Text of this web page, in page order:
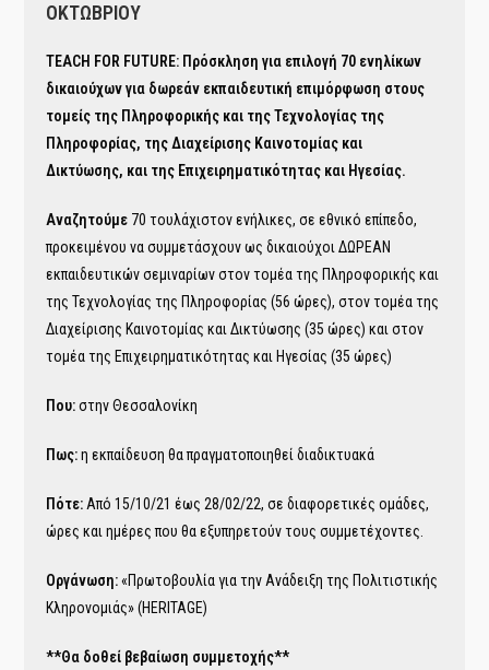
ΟΚΤΩΒΡΙΟΥ
TEACH FOR FUTURE: Πρόσκληση για επιλογή 70 ενηλίκων
δικαιούχων για δωρεάν εκπαιδευτική επιμόρφωση στους
τομείς της Πληροφορικής και της Τεχνολογίας της
Πληροφορίας, της Διαχείρισης Καινοτομίας και
Δικτύωσης, και της Επιχειρηματικότητας και Ηγεσίας.
Αναζητούμε 70 τουλάχιστον ενήλικες, σε εθνικό επίπεδο,
προκειμένου να συμμετάσχουν ως δικαιούχοι ΔΩΡΕΑΝ
εκπαιδευτικών σεμιναρίων στον τομέα της Πληροφορικής και
της Τεχνολογίας της Πληροφορίας (56 ώρες), στον τομέα της
Διαχείρισης Καινοτομίας και Δικτύωσης (35 ώρες) και στον
τομέα της Επιχειρηματικότητας και Ηγεσίας (35 ώρες)
Που:στην Θεσσαλονίκη
Πως:η εκπαίδευση θα πραγματοποιηθεί διαδικτυακά
Πότε: Από 15/10/21 έως 28/02/22, σε διαφορετικές ομάδες,
ώρες και ημέρες που θα εξυπηρετούν τους συμμετέχοντες.
Οργάνωση:«Πρωτοβουλία για την Ανάδειξη της Πολιτιστικής
Κληρονομιάς» (HERITAGE)
**Θα δοθεί βεβαίωση συμμετοχής**